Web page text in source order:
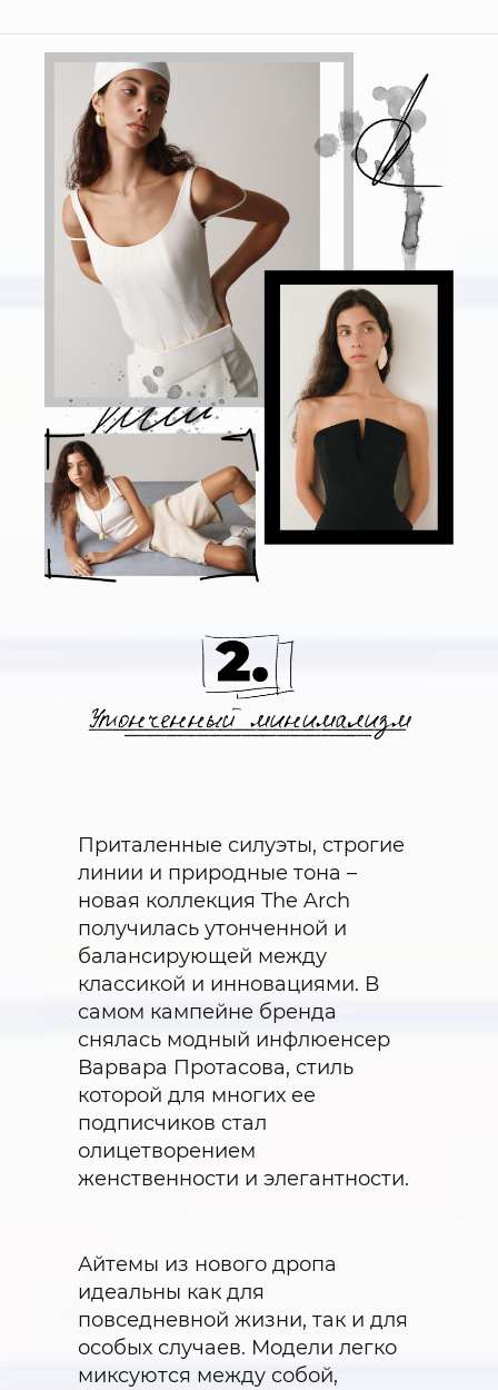
Приталенные силуэты, строгие
линии и природные тона –
новая коллекция The Arch
получилась утонченной и
балансирующей между
классикой и инновациями. В
самом кампейне бренда
снялась модный инфлюенсер
Варвара Протасова, стиль
которой для многих ее
подписчиков стал
олицетворением
женственности и элегантности.
Айтемы из нового дропа
идеальны как для
повседневной жизни, так и для
особых случаев. Модели легко
миксуются между собой,